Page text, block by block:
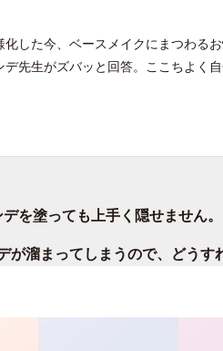
化した今、ベースメイクにまつわる
デ先生がズバッと回答。ここちよく
を塗っても上手く隠せません。
溜まってしまうので、どうす